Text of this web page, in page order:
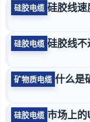
硅胶电缆 硅胶线速
硅胶电缆 硅胶线不
矿物质电缆 什么是
硅胶电缆 市场上的